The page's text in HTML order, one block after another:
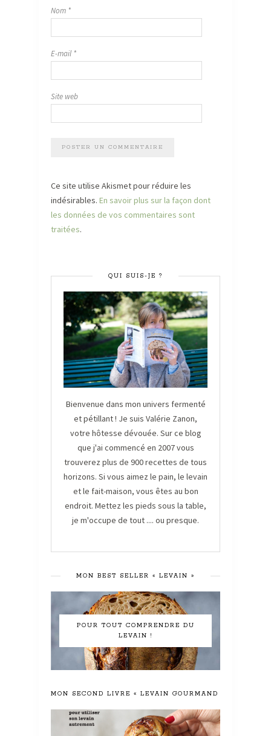
Nom *
E-mail *
Site web
Ce site utilise Akismet pour réduire les
indésirables. En savoir plus sur la façon dont
les données de vos commentaires sont
traitées.
QUI SUIS-JE ?
Bienvenue dans mon univers fermenté
et pétillant ! Je suis Valérie Zanon,
votre hôtesse dévouée. Sur ce blog
que j'ai commencé en 2007 vous
trouverez plus de 900 recettes de tous
horizons. Si vous aimez le pain, le levain
et le fait-maison, vous êtes au bon
endroit. Mettez les pieds sous la table,
je m'occupe de tout .... ou presque.
MON BEST SELLER « LEVAIN »
POUR TOUT COMPRENDRE DU
LEVAIN !
MON SECOND LIVRE « LEVAIN GOURMAND »